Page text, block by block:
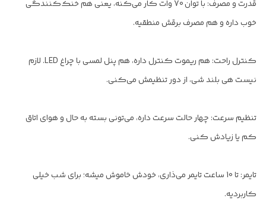
قدرت و مصرف: با توان 70 وات کار می‌کنه، یعنی هم خنک‌کنندگی
خوب داره و هم مصرف برقش منطقیه.
کنترل راحت: هم ریموت کنترل داره، هم پنل لمسی با چراغ LED. لازم
نیست هی بلند شی، از دور تنظیمش می‌کنی.
تنظیم سرعت: چهار حالت سرعت داره، می‌تونی بسته به حال و هوای اتاق
کم یا زیادش کنی.
تایمر: تا 10 ساعت تایمر می‌ذاری، خودش خاموش میشه؛ برای شب خیلی
کاربردیه.